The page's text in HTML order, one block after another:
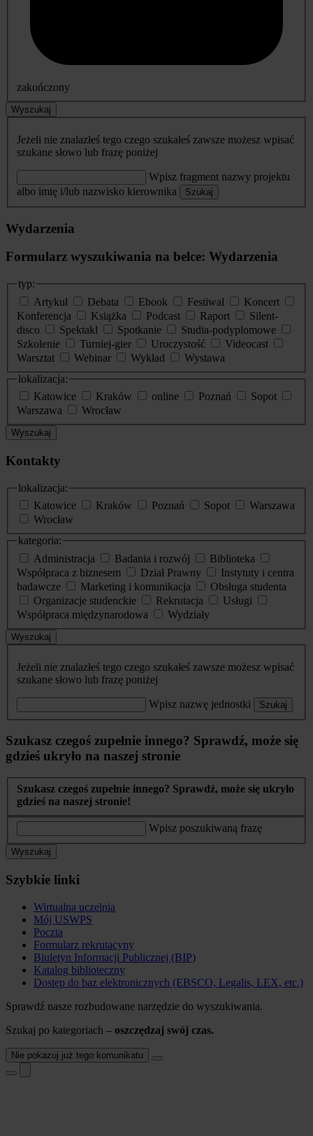
zakończony
Wyszukaj
Jeżeli nie znalazłeś tego czego szukałeś zawsze możesz wpisać
szukane słowo lub frazę poniżej
Wpisz fragment nazwy projektu
albo imię i/lub nazwisko kierownika
Szukaj
Wydarzenia
Formularz wyszukiwania na belce: Wydarzenia
typ:
Artykuł
Debata Ebook Festiwal
Koncert
Konferencja
Książka Podcast Raport
Silent-
disco
Spektakl Spotkanie
Studia-podyplomowe
Szkolenie
Turniej-gier Uroczystość
Videocast
Warsztat
Webinar Wykład
Wystawa
lokalizacja:
Katowice
Kraków online Poznań
Sopot
Warszawa
Wrocław
Wyszukaj
Kontakty
lokalizacja:
Katowice
Kraków Poznań Sopot
Warszawa
Wrocław
kategoria:
Administracja
Badania i rozwój
Biblioteka
Współpraca z biznesem
Dział Prawny
Instytuty i centra
badawcze
Marketing i komunikacja
Obsługa studenta
Organizacje studenckie
Rekrutacja
Usługi
Współpraca międzynarodowa
Wydziały
Wyszukaj
Jeżeli nie znalazłeś tego czego szukałeś zawsze możesz wpisać
szukane słowo lub frazę poniżej
Wpisz nazwę jednostki Szukaj
Szukasz czegoś zupełnie innego? Sprawdź, może się
gdzieś ukryło na naszej stronie
Szukasz czegoś zupełnie innego? Sprawdź, może się ukryło
gdzieś na naszej stronie!
Wpisz poszukiwaną frazę
Wyszukaj
Szybkie linki
Wirtualna uczelnia
Mój USWPS
Poczta
Formularz rekrutacyny
Biuletyn Informacji Publicznej (BIP)
Katalog biblioteczny
Dostęp do baz elektronicznych (EBSCO, Legalis, LEX, etc.)
Sprawdź nasze rozbudowane narzędzie do wyszukiwania.
Szukaj po kategoriach – oszczędzaj swój czas.
Nie pokazuj już tego komunikatu